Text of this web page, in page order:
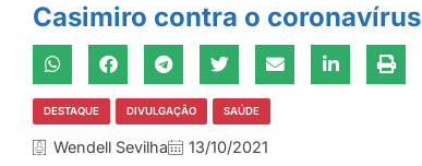
Casimiro contra o coronavírus
DESTAQUE DIVULGAÇÃO SAÚDE
Wendell Sevilha 13/10/2021